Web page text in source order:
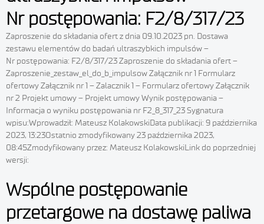
Nr postępowania: F2/8/317/23
Zaproszenie do składania ofert z dnia 09.10.2023 pn. Dostawa
zestawu elementów do badań ultraszybkich impulsów –
Nr postępowania: F2/8/317/23 Zaproszenie do składania ofert –
Zaproszenie_zestaw_el_do_b_impulsow Załącznik nr 1 Formularz
ofertowy Załącznik nr 1 – Zalacznik 1 – Formularz ofertowy Załącznik
nr 2 Projekt umowy – Projekt umowy Wynik postępowania –
Informacja o wyniku postępowania nr F2_8_317_23 Sygnatura
wpisu:Wprowadził: Mateusz KolakowskiData publikacji: 9 października
2023, 13:23Ostatnio zmodyfikowany 23 października 2023,
08:45Zmodyfikowany przez: Mateusz KolakowskiLink do poprzedniej
wersji:
Wspólne postępowanie
przetargowe na dostawę paliwa